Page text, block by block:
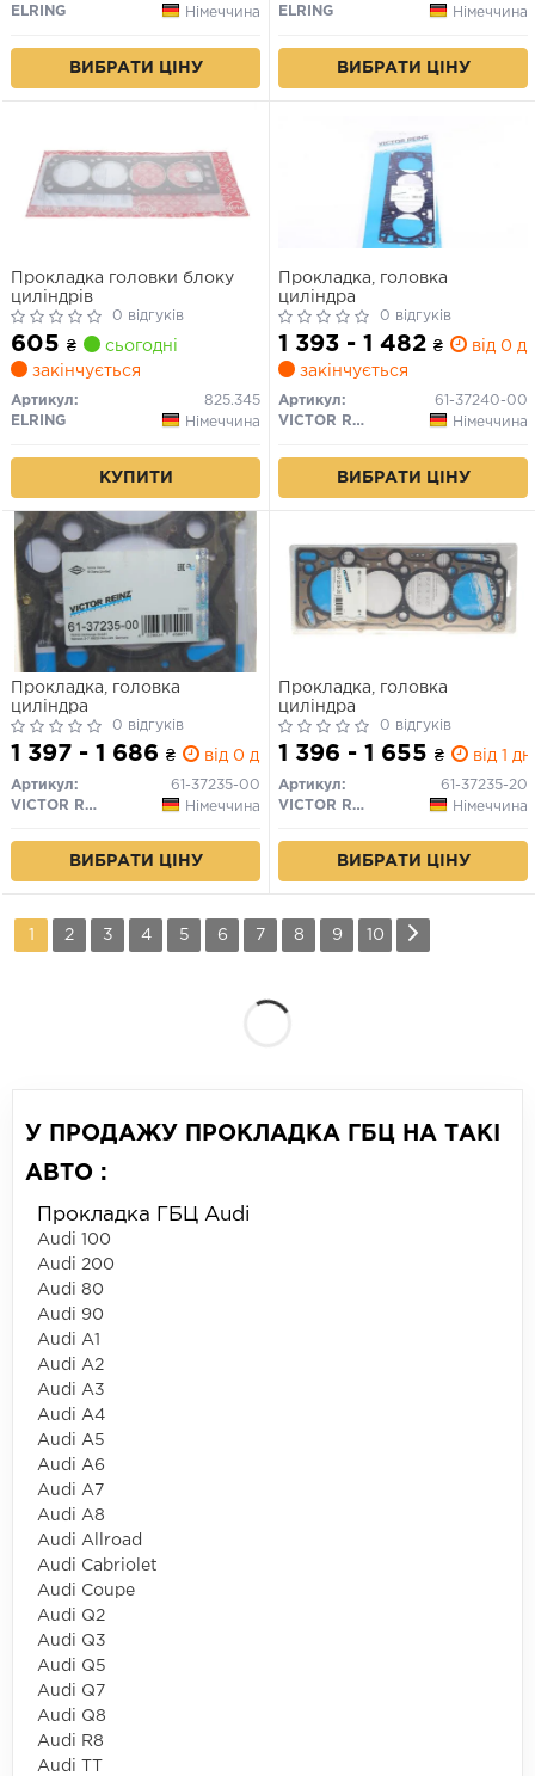
ELRING
Німеччина
ВИБРАТИ ЦІНУ
ELRING
Німеччина
ВИБРАТИ ЦІНУ
Прокладка головки блоку
циліндрів
0 відгуків
605 ₴
сьогодні
закінчується
Артикул:
825.345
ELRING
Німеччина
КУПИТИ
Прокладка, головка
циліндра
0 відгуків
1 393 - 1 482 ₴
від 0
закінчується
Артикул:
61-37240-00
VICTOR REINZ
Німеччина
ВИБРАТИ ЦІНУ
Прокладка, головка
циліндра
0 відгуків
1 397 - 1 686 ₴ від 0 дн.
Артикул:
61-37235-00
VICTOR REINZ
Німеччина
ВИБРАТИ ЦІНУ
Прокладка, головка
циліндра
0 відгуків
1 396 - 1 655 ₴ від 1 дн.
Артикул:
61-37235-20
VICTOR REINZ
Німеччина
ВИБРАТИ ЦІНУ
1 2 3 4 5 6 7 8 9 10
У ПРОДАЖУ ПРОКЛАДКА ГБЦ НА ТАКІ
АВТО :
Прокладка ГБЦ Audi
Audi 100
Audi 200
Audi 80
Audi 90
Audi A1
Audi A2
Audi A3
Audi A4
Audi A5
Audi A6
Audi A7
Audi A8
Audi Allroad
Audi Cabriolet
Audi Coupe
Audi Q2
Audi Q3
Audi Q5
Audi Q7
Audi Q8
Audi R8
Audi TT